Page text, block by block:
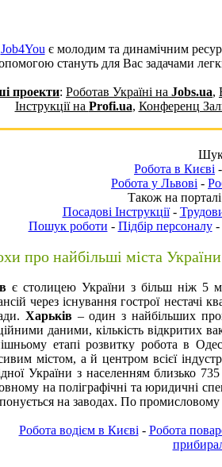
Job4You є молодим та динамічним
стануть для Вас задачами
проекти: Роботав Україні на Jobs.ua,
Інструкції на Profi.ua, Конференц
Робота в Києві -
Робота у Львові -
Також на
Посадові Інструкції-
Пошук роботи - Підбір персоналу-
про найбільші міста України
є столицею України з більш ніж 5
через існування гострої нестачі
Харьків– один з найбільших
даними, кількість відкритих
етапі розвитку робота в
містом, а й центром всієї
України з населенням близько
на поліграфічні та юридичні
на заводах. По промисловому
Робота водієм в Києві - Робота